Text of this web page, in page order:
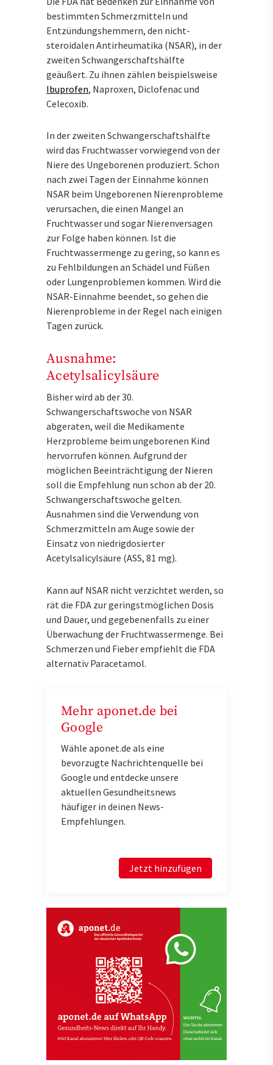
bestimmten Schmerzmitteln und
Entzündungshemmern, den nicht-
steroidalen Antirheumatika (NSAR), in der
zweiten Schwangerschaftshälfte
geäußert. Zu ihnen zählen beispielsweise
Ibuprofen, Naproxen, Diclofenac und
Celecoxib.
In der zweiten Schwangerschaftshälfte
wird das Fruchtwasser vorwiegend von der
Niere des Ungeborenen produziert. Schon
nach zwei Tagen der Einnahme können
NSAR beim Ungeborenen Nierenprobleme
verursachen, die einen Mangel an
Fruchtwasser und sogar Nierenversagen
zur Folge haben können. Ist die
Fruchtwassermenge zu gering, so kann es
zu Fehlbildungen an Schädel und Füßen
oder Lungenproblemen kommen. Wird die
NSAR-Einnahme beendet, so gehen die
Nierenprobleme in der Regel nach einigen
Tagen zurück.
Ausnahme:
Acetylsalicylsäure
Bisher wird ab der 30.
Schwangerschaftswoche von NSAR
abgeraten, weil die Medikamente
Herzprobleme beim ungeborenen Kind
hervorrufen können. Aufgrund der
möglichen Beeinträchtigung der Nieren
soll die Empfehlung nun schon ab der 20.
Schwangerschaftswoche gelten.
Ausnahmen sind die Verwendung von
Schmerzmitteln am Auge sowie der
Einsatz von niedrigdosierter
Acetylsalicylsäure (ASS, 81 mg).
Kann auf NSAR nicht verzichtet werden, so
rät die FDA zur geringstmöglichen Dosis
und Dauer, und gegebenenfalls zu einer
Überwachung der Fruchtwassermenge. Bei
Schmerzen und Fieber empfiehlt die FDA
alternativ Paracetamol.
Mehr aponet.de bei
Google
Wähle aponet.de als eine
bevorzugte Nachrichtenquelle bei
Google und entdecke unsere
aktuellen Gesundheitsnews
häufiger in deinen News-
Empfehlungen.
Jetzt hinzufügen